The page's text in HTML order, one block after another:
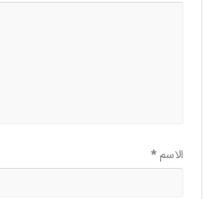
الاسم*